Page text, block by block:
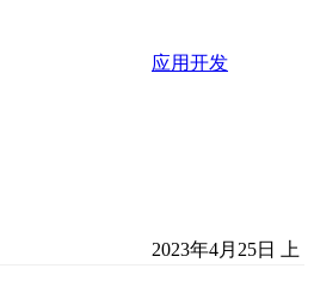
应用开发
2023年4月25日 上